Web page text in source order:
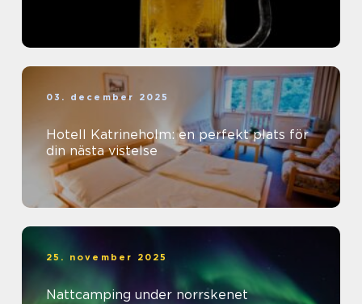
03. december 2025
Hotell Katrineholm: en perfekt plats för
din nästa vistelse
25. november 2025
Nattcamping under norrskenet